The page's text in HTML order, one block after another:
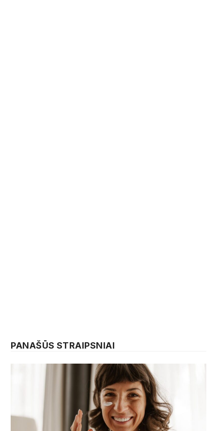
PANAŠŪS STRAIPSNIAI